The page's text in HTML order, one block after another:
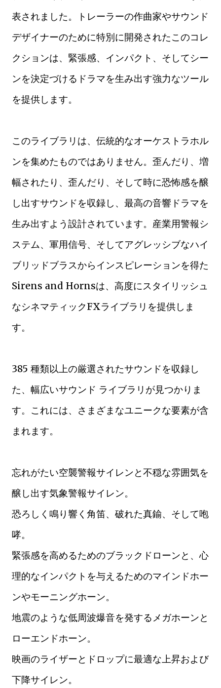
表されました。トレーラーの作曲家やサウンド
デザイナーのために特別に開発されたこのコレ
クションは、緊張感、インパクト、そしてシー
ンを決定づけるドラマを生み出す強力なツール
を提供します。
このライブラリは、伝統的なオーケストラホル
ンを集めたものではありません。歪んだり、増
幅されたり、歪んだり、そして時に恐怖感を醸
し出すサウンドを収録し、最高の音響ドラマを
生み出すよう設計されています。産業用警報シ
ステム、軍用信号、そしてアグレッシブなハイ
ブリッドブラスからインスピレーションを得た
Sirens and Hornsは、高度にスタイリッシュ
なシネマティックFXライブラリを提供しま
す。
385 種類以上の厳選されたサウンドを収録し
た、幅広いサウンド ライブラリが見つかりま
す。これには、さまざまなユニークな要素が含
まれます。
忘れがたい空襲警報サイレンと不穏な雰囲気を
醸し出す気象警報サイレン。
恐ろしく鳴り響く角笛、破れた真鍮、そして咆
哮。
緊張感を高めるためのブラックドローンと、心
理的なインパクトを与えるためのマインドホー
ンやモーニングホーン。
地震のような低周波爆音を発するメガホーンと
ローエンドホーン。
映画のライザーとドロップに最適な上昇および
下降サイレン。